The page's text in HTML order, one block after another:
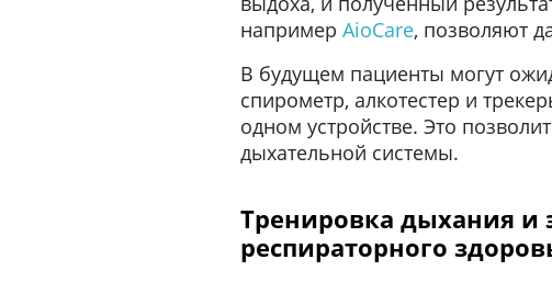
например AioCare, позволяют
В будущем пациенты могут
спирометр, алкотестер и
одном устройстве. Это
дыхательной системы.
Тренировка дыхания и
респираторного